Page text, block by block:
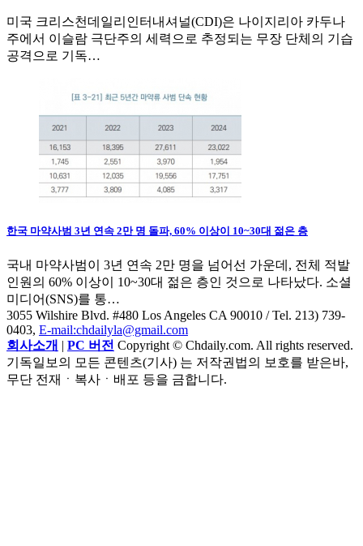
미국 크리스천데일리인터내셔널(CDI)은 나이지리아 카두나
주에서 이슬람 극단주의 세력으로 추정되는 무장 단체의 기습
공격으로 기독…
한국 마약사범 3년 연속 2만 명 돌파, 60% 이상이 10~30대 젊은 층
국내 마약사범이 3년 연속 2만 명을 넘어선 가운데, 전체 적발
인원의 60% 이상이 10~30대 젊은 층인 것으로 나타났다. 소셜
미디어(SNS)를 통…
3055 Wilshire Blvd. #480 Los Angeles CA 90010 / Tel. 213) 739-
0403, E-mail:chdailyla@gmail.com
회사소개 | PC 버전 Copyright © Chdaily.com. All rights reserved.
기독일보의 모든 콘텐츠(기사) 는 저작권법의 보호를 받은바,
무단 전재ㆍ복사ㆍ배포 등을 금합니다.